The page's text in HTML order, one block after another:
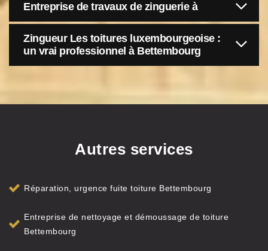
Entreprise de travaux de zinguerie à
Zingueur Les toitures luxembourgeoise :
un vrai professionnel à Bettembourg
Autres services
Réparation, urgence fuite toiture Bettembourg
Entreprise de nettoyage et démoussage de toiture
Bettembourg